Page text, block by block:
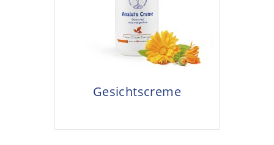
Gesichtscreme